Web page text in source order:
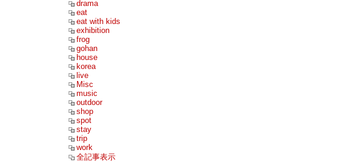
drama
eat
eat with kids
exhibition
frog
gohan
house
korea
live
Misc
music
outdoor
shop
spot
stay
trip
work
全記事表示